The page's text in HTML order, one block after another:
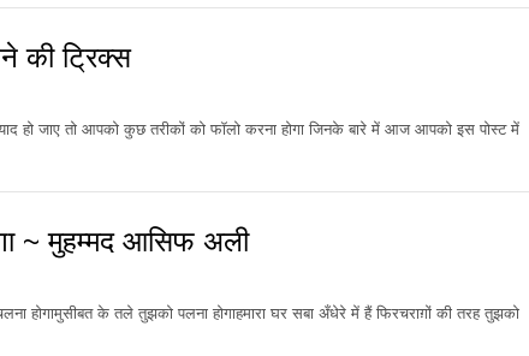
की ट्रिक्स
हो जाए तो आपको कुछ तरीकों को फॉलो करना होगा जिनके बारे में आज आपको इस पोस्ट में
~ मुहम्मद आसिफ अली
होगामुसीबत के तले तुझको पलना होगाहमारा घर सबा अँधेरे में हैं फिरचराग़ों की तरह तुझको